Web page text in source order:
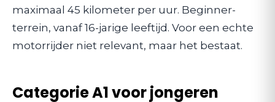
maximaal 45 kilometer per uur. Beginner-
terrein, vanaf 16-jarige leeftijd. Voor een echte
motorrijder niet relevant, maar het bestaat.
Categorie A1 voor jongeren